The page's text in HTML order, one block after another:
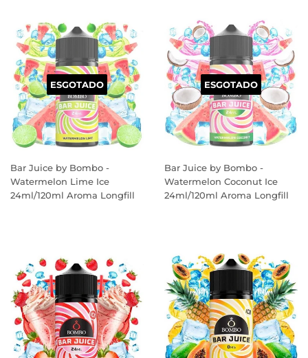
ESGOTADO
Bar Juice by Bombo -
Watermelon Lime Ice
24ml/120ml Aroma Longfill
ESGOTADO
Bar Juice by Bombo -
Watermelon Coconut Ice
24ml/120ml Aroma Longfill